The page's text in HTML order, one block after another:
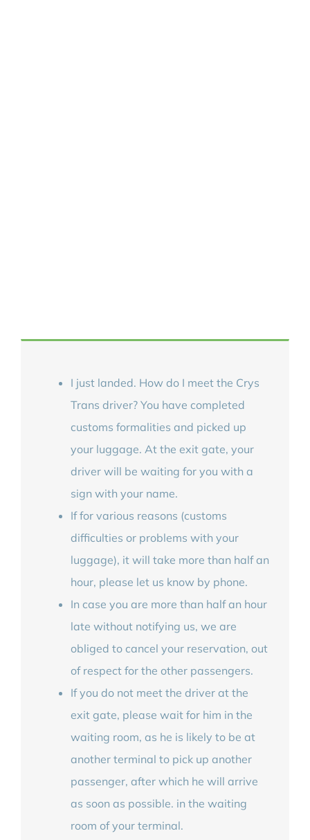
I just landed. How do I meet the Crys
Trans driver? You have completed
customs formalities and picked up
your luggage. At the exit gate, your
driver will be waiting for you with a
sign with your name.
If for various reasons (customs
difficulties or problems with your
luggage), it will take more than half an
hour, please let us know by phone.
In case you are more than half an hour
late without notifying us, we are
obliged to cancel your reservation, out
of respect for the other passengers.
If you do not meet the driver at the
exit gate, please wait for him in the
waiting room, as he is likely to be at
another terminal to pick up another
passenger, after which he will arrive
as soon as possible. in the waiting
room of your terminal.